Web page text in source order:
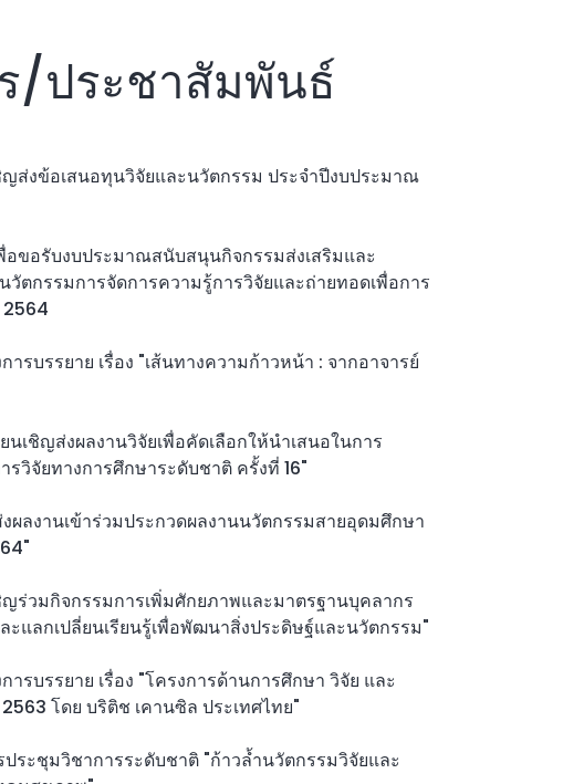
/ประชาสัมพันธ์
ส่งข้อเสนอทุนวิจัยและนวัตกรรม ประจำปีงบประมาณ
อขอรับงบประมาณสนับสนุนกิจกรรมส่งเสริมและ
ตกรรมการจัดการความรู้การวิจัยและถ่ายทอดเพื่อการ
2564
รบรรยาย เรื่อง "เส้นทางความก้าวหน้า : จากอาจารย์
เชิญส่งผลงานวิจัยเพื่อคัดเลือกให้นำเสนอในการ
วิจัยทางการศึกษาระดับชาติ ครั้งที่ 16"
ผลงานเข้าร่วมประกวดผลงานนวัตกรรมสายอุดมศึกษา
ร่วมกิจกรรมการเพิ่มศักยภาพและมาตรฐานบุคลากร
ะแลกเปลี่ยนเรียนรู้เพื่อพัฒนาสิ่งประดิษฐ์และนวัตกรรม"
รบรรยาย เรื่อง "โครงการด้านการศึกษา วิจัย และ
โดย บริติช เคานซิล ประเทศไทย"
ระชุมวิชาการระดับชาติ "ก้าวล้ำนวัตกรรมวิจัยและ